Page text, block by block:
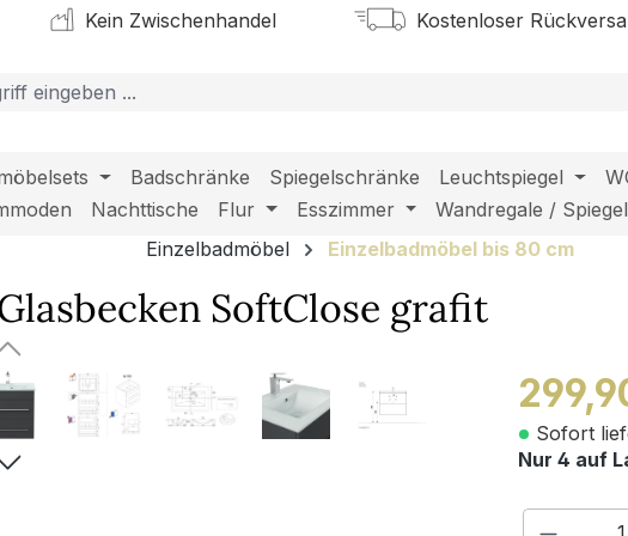
Kein Zwischenhandel Kostenloser
Badschränke Spiegelschränke Leuchtspiegel
Nachttische Flur Esszimmer Wandregale / Spiegel
Einzelbadmöbel
Einzelbadmöbel bis 80 cm
SoftClose grafit
Sofort
Nur 4 auf